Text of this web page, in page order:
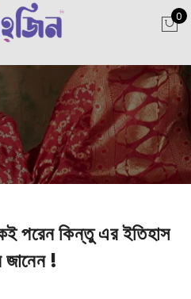
0
পরেন কিন্তু এর ইতিহাস
!